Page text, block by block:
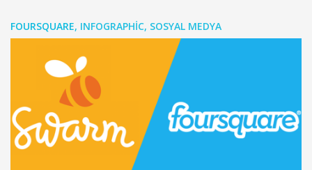
FOURSQUARE, INFOGRAPHIC, SOSYAL MEDYA